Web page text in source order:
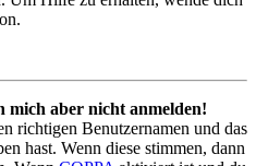
mich aber nicht anmelden!
richtigen Benutzernamen und das
hast. Wenn diese stimmen, dann